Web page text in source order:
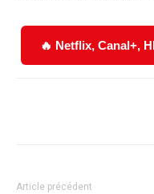
🔥 Netflix, Canal+,
Article précédent